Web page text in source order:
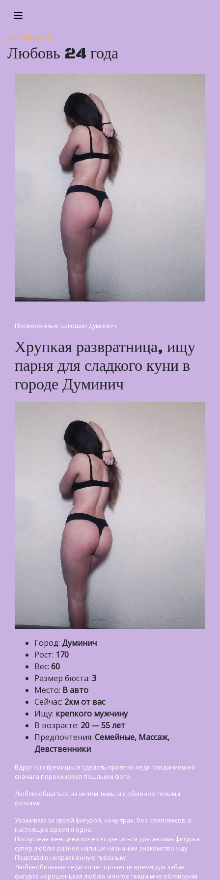
ДУМИНИЧ
Любовь 24 года
Проверенные шлюшки Думинич:
Хрупкая развратница, ищу
парня для сладкого куни в
городе Думинич
Город: Думинич
Рост: 170
Вес: 60
Размер бюста: 3
Место: В авто
Сейчас: 2км от вас
Ищу: крепкого мужчину
В возрасте: 20 — 55 лет
Предпочтения: Семейные, Массаж,
Девственники
Вдруг ты стремишься сделать приятно леди свиданием но
сначала перекинемся пошлыми фото
Люблю общаться на интим темы и с обменом голыми
фотками
Ухаживаю за своей фигурой, хочу трах, без комплексов, в
настоящее время я одна.
Послушная женщина хочет встретиться для интима фигурка
супер люблю разное напиши назначим знакомство жду
Подставлю несравненную писеньку
Любвеобильная леди хочет провести время для забав
фигурка хорошенькая люблю многое пиши мне обговорим